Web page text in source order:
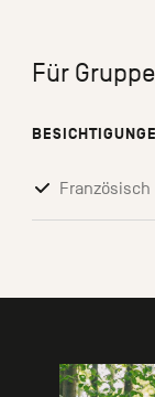
Für
Französisch
Galerie